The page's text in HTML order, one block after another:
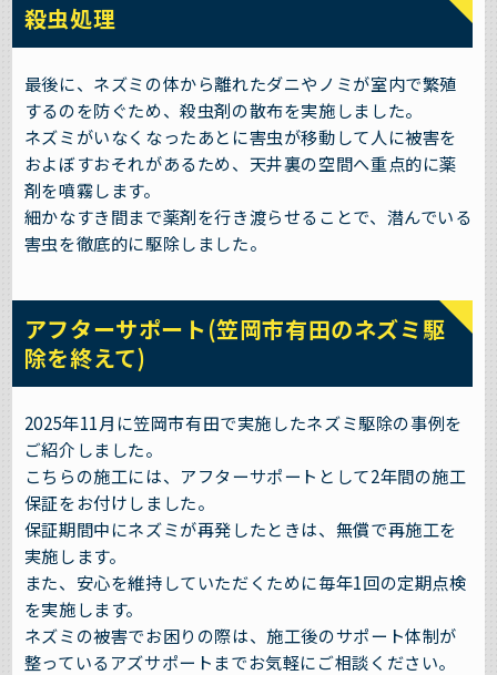
殺虫処理
最後に、ネズミの体から離れたダニやノミが室内で繁殖
するのを防ぐため、殺虫剤の散布を実施しました。
ネズミがいなくなったあとに害虫が移動して人に被害を
およぼすおそれがあるため、天井裏の空間へ重点的に薬
剤を噴霧します。
細かなすき間まで薬剤を行き渡らせることで、潜んでいる
害虫を徹底的に駆除しました。
アフターサポート(笠岡市有田のネズミ駆
除を終えて)
2025年11月に笠岡市有田で実施したネズミ駆除の事例を
ご紹介しました。
こちらの施工には、アフターサポートとして2年間の施工
保証をお付けしました。
保証期間中にネズミが再発したときは、無償で再施工を
実施します。
また、安心を維持していただくために毎年1回の定期点検
を実施します。
ネズミの被害でお困りの際は、施工後のサポート体制が
整っているアズサポートまでお気軽にご相談ください。